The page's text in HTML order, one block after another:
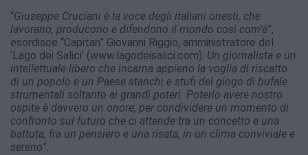
“Giuseppe Cruciani è la voce degli italiani onesti, che
lavorano, producono e difendono il mondo così com’è”,
esordisce “Capitan” Giovanni Riggio, amministratore del
‘Lago dei Salici’ (www.lagodeisalici.com). Un giornalista e un
intellettuale libero che incarna appieno la voglia di riscatto
di un popolo e un Paese stanchi e stufi del giogo di bufale
strumentali soltanto ai grandi poteri. Poterlo avere nostro
ospite è davvero un onore, per condividere un momento di
confronto sul futuro che ci attende tra un concetto e una
battuta, fra un pensiero e una risata, in un clima conviviale e
sereno”.